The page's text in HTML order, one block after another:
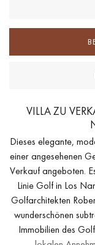
VILLA ZU
Dieses elegante,
einer angesehenen
Verkauf angeboten.
Linie Golf in Los
Golfarchitekten
wunderschönen
Immobilien des